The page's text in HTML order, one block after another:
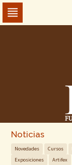
Skip
The
Noticias
Novedades Cursos
Exposiciones
Artifex